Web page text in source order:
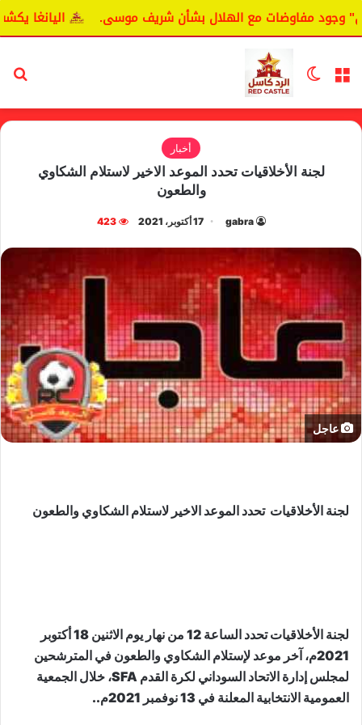
وجود مفاوضات مع الهلال بشأن شريف موسى. اليانغا يكشف
القائمة الوضع المظلم
أخبار
لجنة الأخلاقيات تحدد الموعد الاخير لاستلام الشكاوي
والطعون
gabra 17 أكتوبر، 2021 423
عاجل
لجنة الأخلاقيات تحدد الموعد الاخير لاستلام الشكاوي والطعون
لجنة الأخلاقيات تحدد الساعة 12 من نهار يوم الاثنين 18 أكتوبر
2021م، آخر موعد لإستلام الشكاوي والطعون في المترشحين
لمجلس إدارة الاتحاد السوداني لكرة القدم SFA، خلال الجمعية
العمومية الانتخابية المعلنة في 13 نوفمبر 2021م..